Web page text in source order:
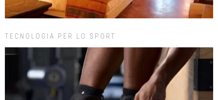
TECNOLOGIA PER LO SPORT